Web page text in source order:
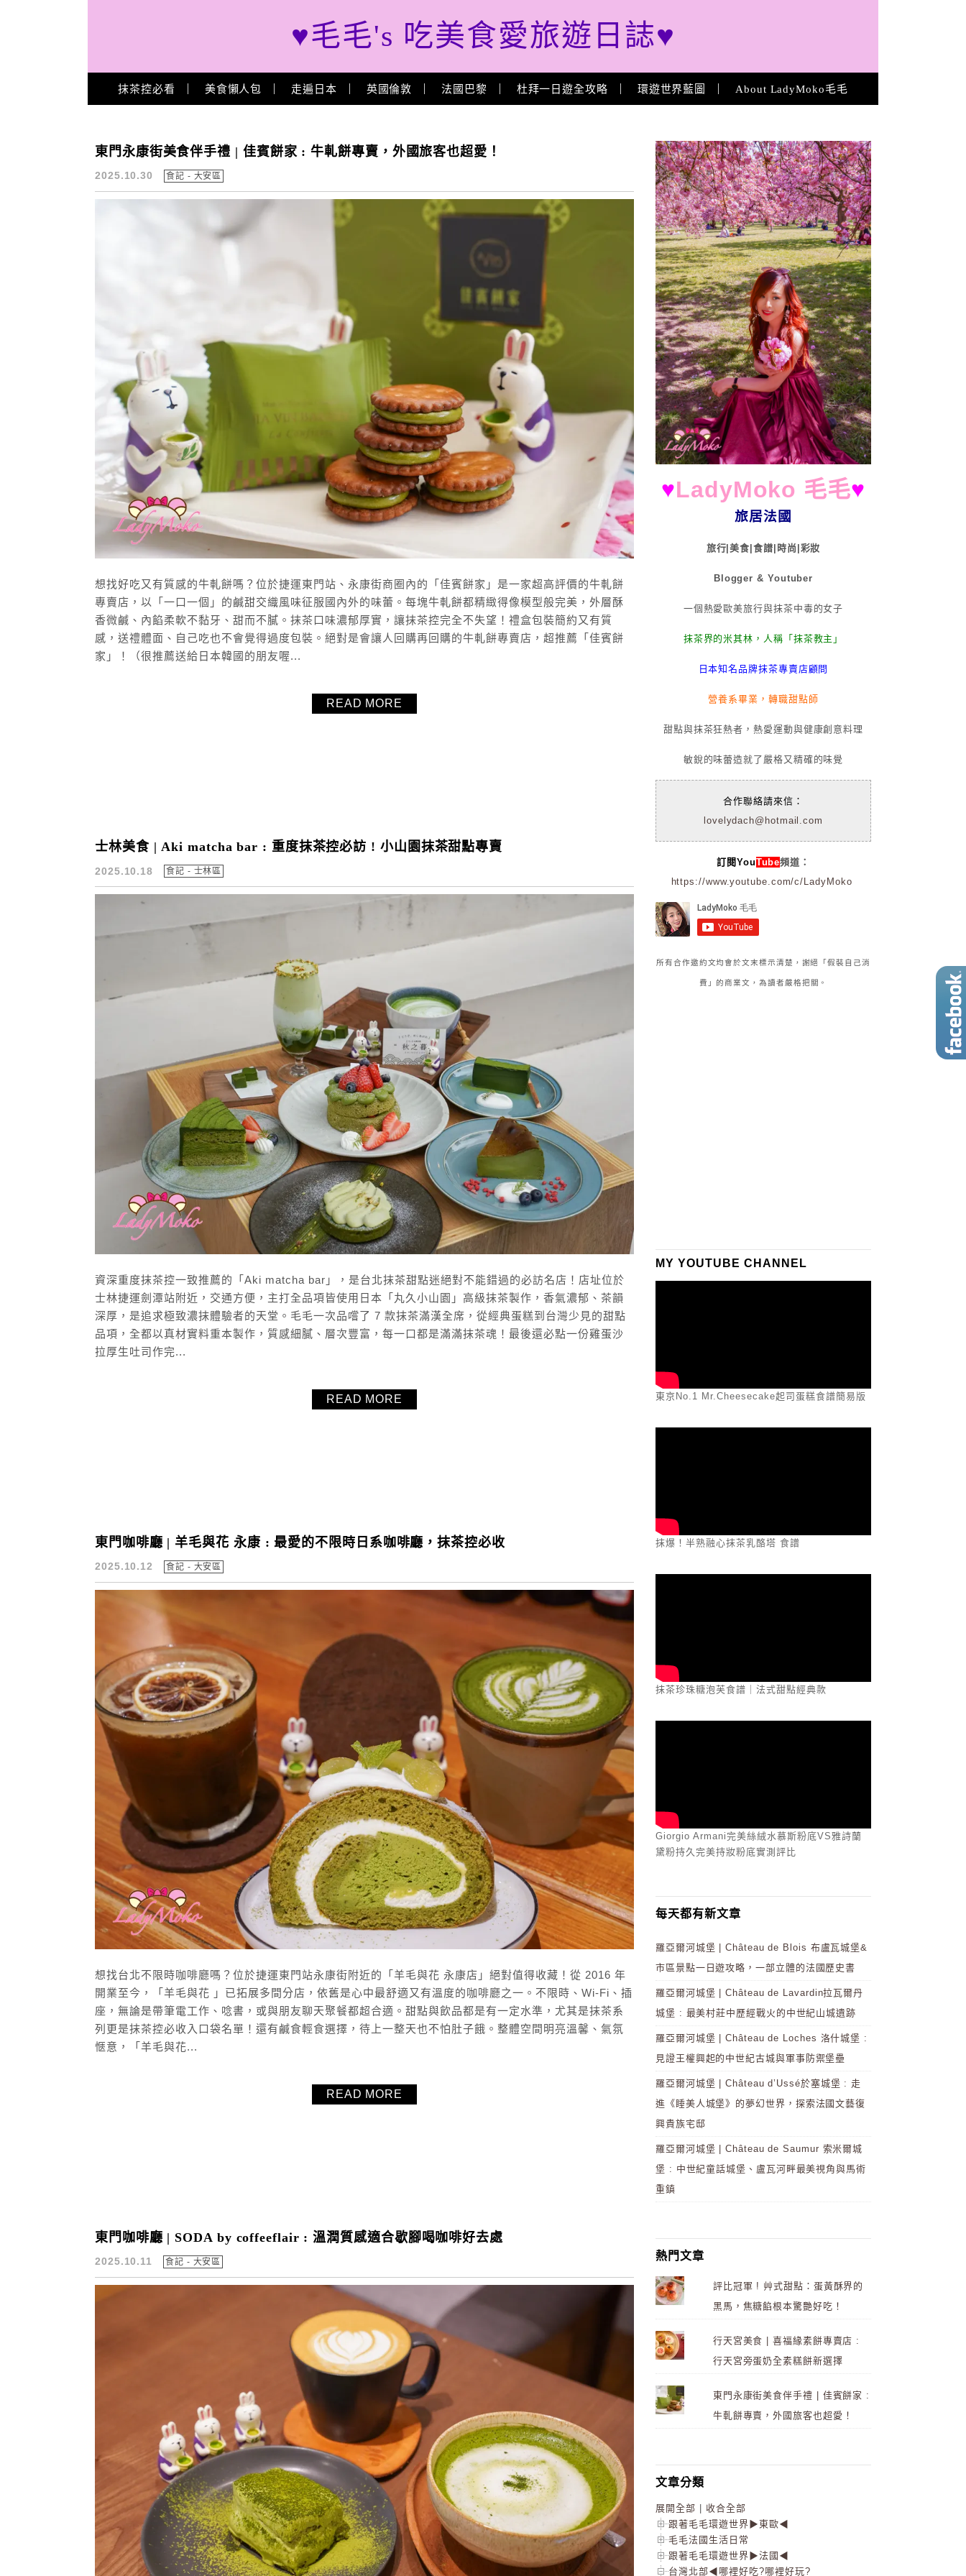
♥毛毛's 吃美食愛旅遊日誌♥
Main Menu
抹茶控必看 美食懶人包 走遍日本 英國倫敦 法國巴黎 杜拜一日遊全攻略 環遊世界藍圖 About LadyMoko毛毛
台北抹茶
東門永康街美食伴手禮 | 佳賓餅家 : 牛軋餅專賣，外國旅客也超愛！
2025.10.30 食記 - 大安區
想找好吃又有質感的牛軋餅嗎？位於捷運東門站、永康街商圈內的「佳賓餅家」是一家超高評價的牛軋餅
專賣店，以「一口一個」的鹹甜交織風味征服國內外的味蕾。每塊牛軋餅都精緻得像模型般完美，外層酥
香微鹹、內餡柔軟不黏牙、甜而不膩。抹茶口味濃郁厚實，讓抹茶控完全不失望！禮盒包裝簡約又有質
感，送禮體面、自己吃也不會覺得過度包裝。絕對是會讓人回購再回購的牛軋餅專賣店，超推薦「佳賓餅
家」！（很推薦送給日本韓國的朋友喔...
READ MORE
士林美食 | Aki matcha bar : 重度抹茶控必訪 ! 小山園抹茶甜點專賣
2025.10.18 食記 - 士林區
資深重度抹茶控一致推薦的「Aki matcha bar」，是台北抹茶甜點迷絕對不能錯過的必訪名店！店址位於
士林捷運劍潭站附近，交通方便，主打全品項皆使用日本「丸久小山園」高級抹茶製作，香氣濃郁、茶韻
深厚，是追求極致濃抹體驗者的天堂。毛毛一次品嚐了 7 款抹茶滿漢全席，從經典蛋糕到台灣少見的甜點
品項，全都以真材實料重本製作，質感細膩、層次豐富，每一口都是滿滿抹茶魂！最後還必點一份雞蛋沙
拉厚生吐司作完...
READ MORE
東門咖啡廳 | 羊毛與花 永康 : 最愛的不限時日系咖啡廳，抹茶控必收
2025.10.12 食記 - 大安區
想找台北不限時咖啡廳嗎？位於捷運東門站永康街附近的「羊毛與花 永康店」絕對值得收藏！從 2016 年
開業至今，「羊毛與花 」已拓展多間分店，依舊是心中最舒適又有溫度的咖啡廳之一。不限時、Wi-Fi、插
座，無論是帶筆電工作、唸書，或與朋友聊天聚餐都超合適。甜點與飲品都是有一定水準，尤其是抹茶系
列更是抹茶控必收入口袋名單！還有鹹食輕食選擇，待上一整天也不怕肚子餓。整體空間明亮溫馨、氣氛
愜意，「羊毛與花...
READ MORE
東門咖啡廳 | SODA by coffeeflair : 溫潤質感適合歇腳喝咖啡好去處
2025.10.11 食記 - 大安區
About
♥LadyMoko 毛毛♥
旅居法國
旅行|美食|食譜|時尚|彩妝
Blogger & Youtuber
一個熱愛歐美旅行與抹茶中毒的女子
抹茶界的米其林，人稱「抹茶教主」
日本知名品牌抹茶專賣店顧問
營養系畢業，轉職甜點師
甜點與抹茶狂熱者，熱愛運動與健康創意料理
敏銳的味蕾造就了嚴格又精確的味覺
合作聯絡請來信：
lovelydach@hotmail.com
訂閱YouTube頻道：
https://www.youtube.com/c/LadyMoko
所有合作邀約文均會於文末標示清楚，謝絕「假裝自己消
費」的商業文，為讀者嚴格把關。
MY YOUTUBE CHANNEL
東京No.1 Mr.Cheesecake起司蛋糕食譜簡易版
抹爆！半熟融心抹茶乳酪塔 食譜
抹茶珍珠糖泡芙食譜｜法式甜點經典款
Giorgio Armani完美絲絨水慕斯粉底VS雅詩蘭
黛粉持久完美持妝粉底實測評比
每天都有新文章
羅亞爾河城堡 | Château de Blois 布盧瓦城堡&
市區景點一日遊攻略，一部立體的法國歷史書
羅亞爾河城堡 | Château de Lavardin拉瓦爾丹
城堡 : 最美村莊中歷經戰火的中世紀山城遺跡
羅亞爾河城堡 | Château de Loches 洛什城堡 :
見證王權興起的中世紀古城與軍事防禦堡壘
羅亞爾河城堡 | Château d’Ussé於塞城堡 : 走
進《睡美人城堡》的夢幻世界，探索法國文藝復
興貴族宅邸
羅亞爾河城堡 | Château de Saumur 索米爾城
堡 : 中世紀童話城堡、盧瓦河畔最美視角與馬術
重鎮
熱門文章
評比冠軍 ! 艸式甜點：蛋黃酥界的
黑馬，焦糖餡根本驚艷好吃！
行天宮美食 | 喜福緣素餅專賣店 :
行天宮旁蛋奶全素糕餅新選擇
東門永康街美食伴手禮 | 佳賓餅家 :
牛軋餅專賣，外國旅客也超愛！
文章分類
展開全部
收合全部
跟著毛毛環遊世界▶東歐◀
毛毛法國生活日常
跟著毛毛環遊世界▶法國◀
台灣北部◀哪裡好吃?哪裡好玩?